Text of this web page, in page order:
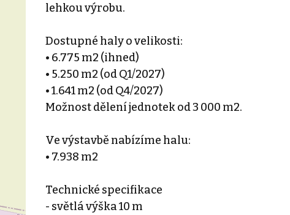
lehkou výrobu.
Dostupné haly o velikosti:
• 6.775 m2 (ihned)
• 5.250 m2 (od Q1/2027)
• 1.641 m2 (od Q4/2027)
Možnost dělení jednotek od 3 000 m2.
Ve výstavbě nabízíme halu:
• 7.938 m2
Technické specifikace
- světlá výška 10 m